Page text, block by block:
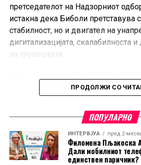
претседателот на Надзорниот
истакна дека Биболи претставува
стабилност, но и двигател на
дигитализацијата, скалабилноста
на групацијата.
на групацијата ја започнала во
унапредена на позицијата главен
на ProCredit Bank Kosovo, а од 2023
Управниот одбор на матичната
Нејзиниот претходник,
ПРОДОЛЖИ СО
ПОПУЛАРНО
ИНТЕРВЈУА пред 2
Филомена Пљакоска
Дали мобилниот
единствен паричник?